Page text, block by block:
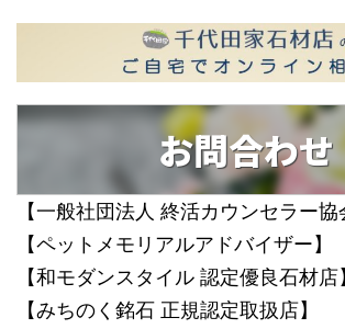
お問合わせ
【一般社団法人 終活カウンセラー協
【ペットメモリアルアドバイザー】
【和モダンスタイル 認定優良石材店
【みちのく銘石 正規認定取扱店】